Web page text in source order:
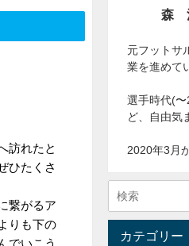
訪れたと
ひたくさ
繋がるア
りも下の
でいこう
森
元フットサ
業を進めて
選手時代(
ど、自由気
2020年3月
カテゴリー